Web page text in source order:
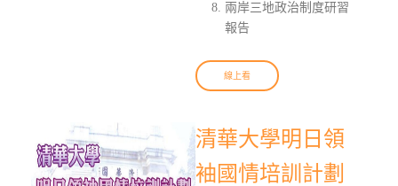
兩岸三地政治制度研習
報告
線上看
清華大學明日領
袖國情培訓計劃